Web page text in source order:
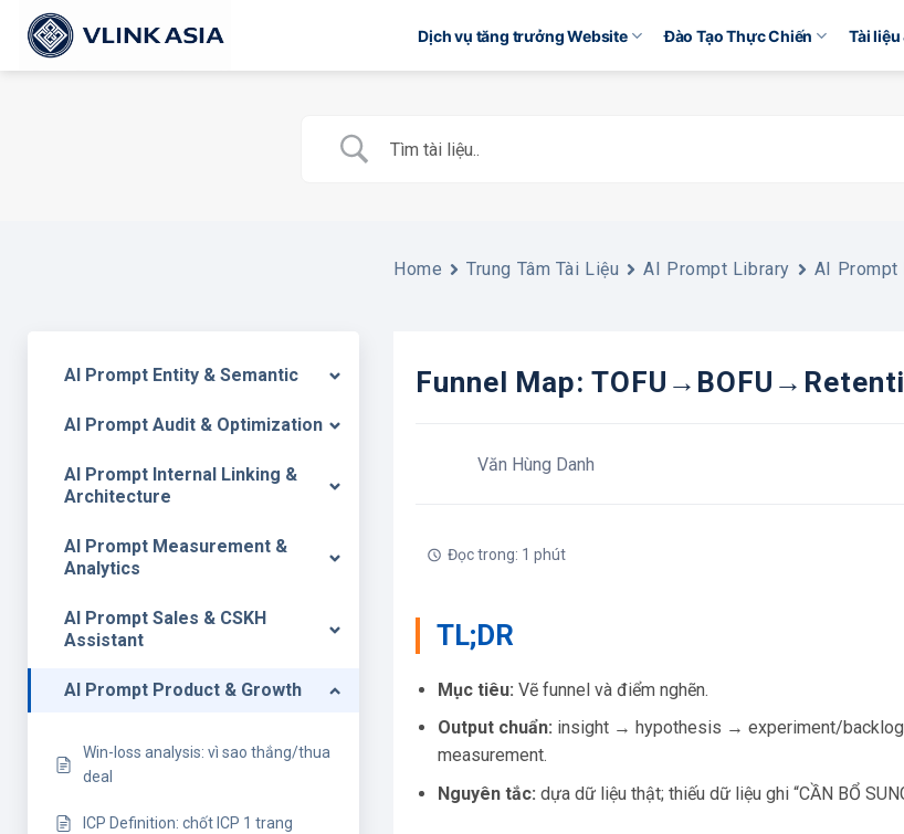
qua
nội
Dịch vụ tăng trưởng Website Đào Tạo Thực Chiến Tài liệu
AI Prompt Entity & Semantic
AI Prompt Audit & Optimization
AI Prompt Internal Linking &
Architecture
AI Prompt Measurement &
Analytics
AI Prompt Sales & CSKH
Assistant
AI Prompt Product & Growth
Win-loss analysis: vì sao thắng/thua
deal
ICP Definition: chốt ICP 1 trang
Home Trung Tâm Tài Liệu AI Prompt Library AI Prompt
Funnel Map:
Văn Hùng Danh
Đọc trong: 1 phút
TL;DR
Mục tiêu: Vẽ funnel và điểm nghẽn.
Output chuẩn: insight → hypothesis → experiment/
measurement.
Nguyên tắc: dựa dữ liệu thật; thiếu dữ liệu ghi “CẦN BỔ